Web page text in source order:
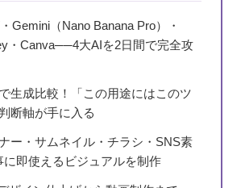
Gemini（Nano Banana Pro）・
・Canva──4大AIを2日間で完全攻
生成比較！「この用途にはこのツ
断軸が手に入る
ー・サムネイル・チラシ・SNS素
即使えるビジュアルを制作